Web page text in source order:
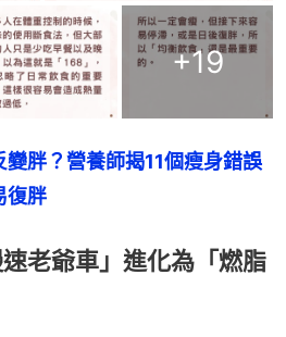
+19
變胖？營養師揭11個瘦身錯誤
復胖
老爺車」進化為「燃脂